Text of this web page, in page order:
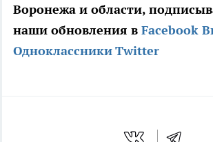
Воронежа и области,
наши обновления в Facebook
ОдноклассникиTwitter